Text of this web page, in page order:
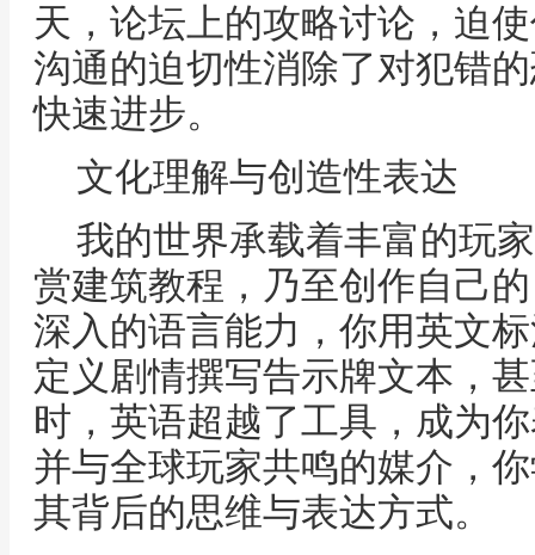
天，论坛上的攻略讨论，迫
沟通的迫切性消除了对犯错
快速进步。
文化理解与创造性表达
我的世界承载着丰富的玩
赏建筑教程，乃至创作自己
深入的语言能力，你用英文
定义剧情撰写告示牌文本，
时，英语超越了工具，成为
并与全球玩家共鸣的媒介，
其背后的思维与表达方式。